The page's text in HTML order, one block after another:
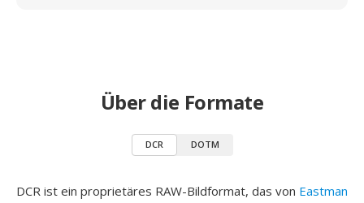
Über die Formate
DCR DOTM
DCR ist ein proprietäres RAW-Bildformat, das von Eastman